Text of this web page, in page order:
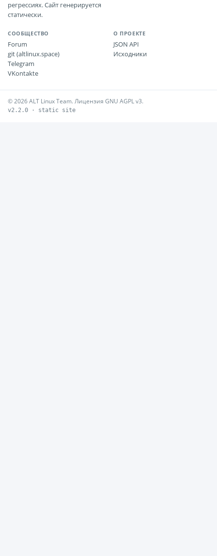
регрессиях. Сайт генерируется
статически.
СООБЩЕСТВО
Forum
git (altlinux.space)
Telegram
VKontakte
О ПРОЕКТЕ
JSON API
Исходники
© 2026 ALT Linux Team. Лицензия GNU AGPL v3.
v2.2.0 · static site